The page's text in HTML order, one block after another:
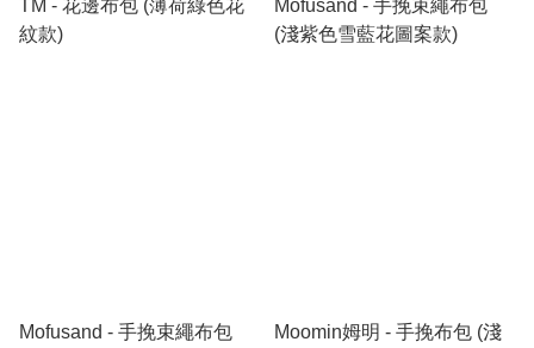
TM - 花邊布包 (薄荷綠色花
紋款)
Mofusand - 手挽束繩布包
(淺紫色雪藍花圖案款)
Mofusand - 手挽束繩布包
Moomin姆明 - 手挽布包 (淺